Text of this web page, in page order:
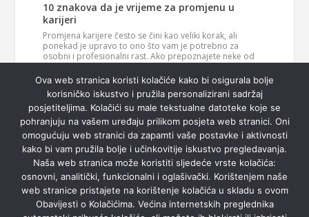
10 znakova da je vrijeme za promjenu u
karijeri
Promjena karijere često se čini kao veliki korak, ali
ponekad je upravo to ono što vam je potrebno za
osobni i profesionalni rast. Ako prepoznajete neke od
ovih znakova, možda je vrijeme da razmislite o novom
smjeru u svom životu. 1. Vaš posao više vas…Pročitaj
više
Ova web stranica koristi kolačiće kako bi osigurala bolje
korisničko iskustvo i pružila personalizirani sadržaj
posjetiteljima. Kolačići su male tekstualne datoteke koje se
pohranjuju na vašem uređaju prilikom posjeta web stranici. Oni
omogućuju web stranici da zapamti vaše postavke i aktivnosti
kako bi vam pružila bolje i učinkovitije iskustvo pregledavanja.
Naša web stranica može koristiti sljedeće vrste kolačića:
osnovni, analitički, funkcionalni i oglašivački. Korištenjem naše
web stranice pristajete na korištenje kolačića u skladu s ovom
Obavijesti o Kolačićima. Većina internetskih preglednika